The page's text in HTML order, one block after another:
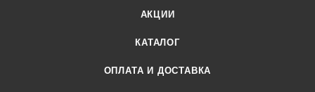
АКЦИИ
КАТАЛОГ
ОПЛАТА И ДОСТАВКА